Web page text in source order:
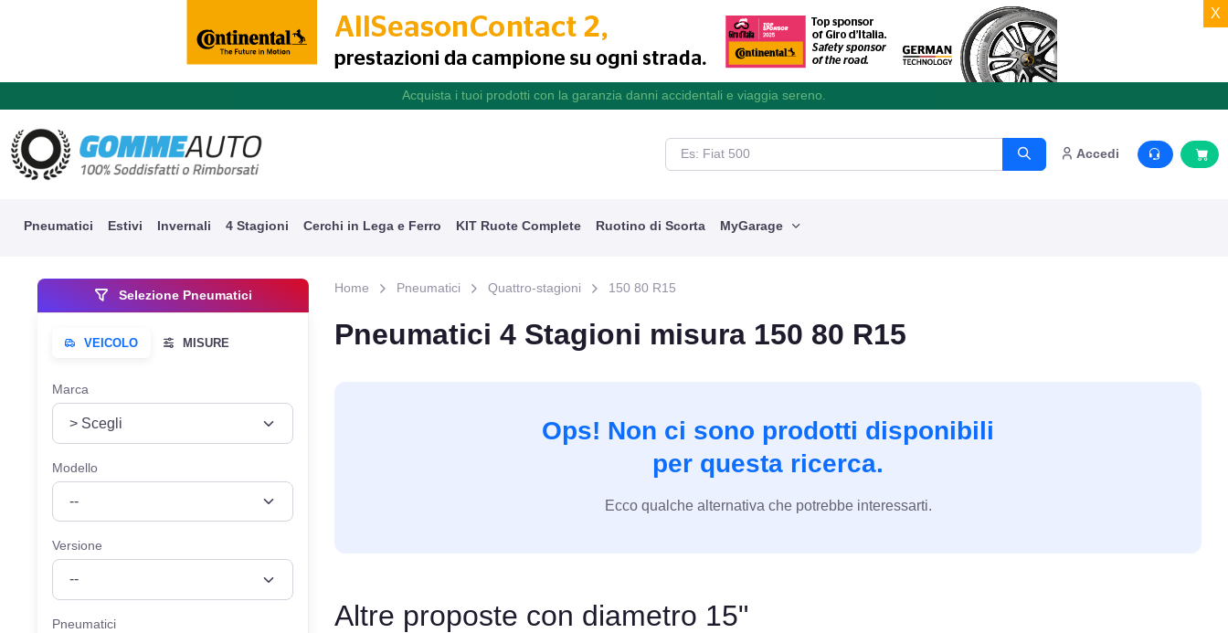
X
Acquista i tuoi prodotti con la garanzia danni accidentali e viaggia sereno.
Accedi
Pneumatici Estivi Invernali 4 Stagioni Cerchi in Lega e Ferro KIT Ruote Complete Ruotino di Scorta MyGarage
Selezione Pneumatici
VEICOLO MISURE
Marca
Modello
Versione
Pneumatici
Home Pneumatici Quattro-stagioni 150 80 R15
Pneumatici 4 Stagioni misura 150 80 R15
Ops! Non ci sono prodotti disponibili
per questa ricerca.
Ecco qualche alternativa che potrebbe interessarti.
Altre proposte con diametro 15"